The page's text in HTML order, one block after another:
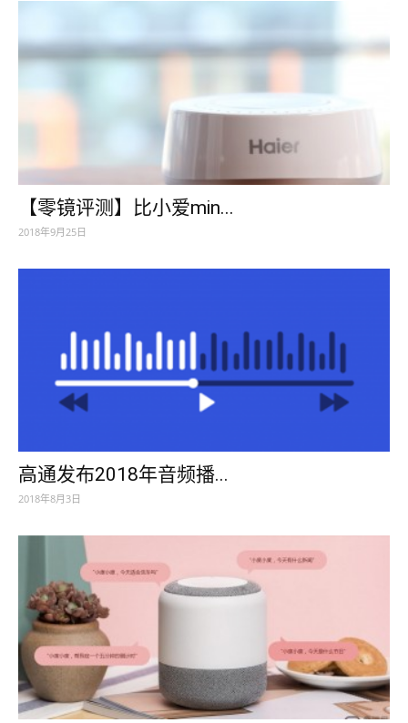
【零镜评测】比小爱min...
2018年9月25日
高通发布2018年音频播...
2018年8月3日